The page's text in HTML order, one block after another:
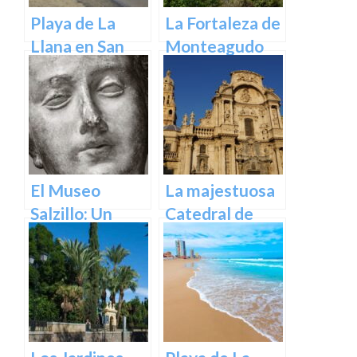
Playa de La
Llana en San
Pedro del
Pinatar
La Fortaleza de
Monteagudo
El Museo
Salzillo: Un
Tesoro de la
Escultura
Barroca en
España en
Murcia
La majestuosa
Catedral de
Murcia: un
tesoro
arquitectónico
y cultural